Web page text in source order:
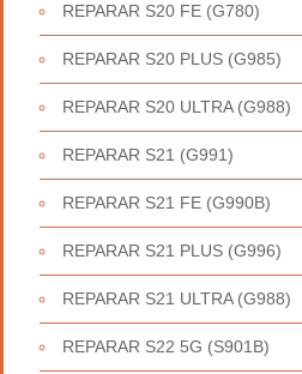
REPARAR S20 FE (G780)
REPARAR S20 PLUS (G985)
REPARAR S20 ULTRA (G988)
REPARAR S21 (G991)
REPARAR S21 FE (G990B)
REPARAR S21 PLUS (G996)
REPARAR S21 ULTRA (G988)
REPARAR S22 5G (S901B)